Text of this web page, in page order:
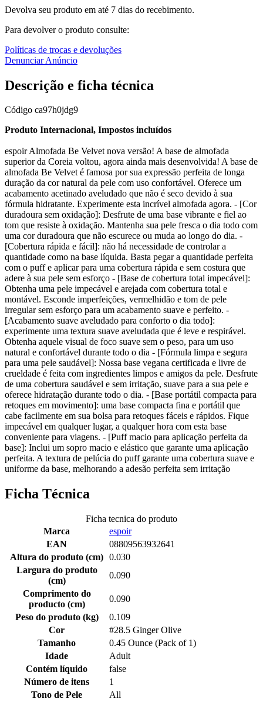
Devolva seu produto em até 7 dias do recebimento.
Para devolver o produto consulte:
Políticas de trocas e devoluções
Denunciar Anúncio
Descrição e ficha técnica
Código ca97h0jdg9
Produto Internacional, Impostos incluídos
espoir Almofada Be Velvet nova versão! A base de almofada
superior da Coreia voltou, agora ainda mais desenvolvida! A base de
almofada Be Velvet é famosa por sua expressão perfeita de longa
duração da cor natural da pele com uso confortável. Oferece um
acabamento acetinado aveludado que não é seco devido à sua
fórmula hidratante. Experimente esta incrível almofada agora. - [Cor
duradoura sem oxidação]: Desfrute de uma base vibrante e fiel ao
tom que resiste à oxidação. Mantenha sua pele fresca o dia todo com
uma cor duradoura que não escurece ou muda ao longo do dia. -
[Cobertura rápida e fácil]: não há necessidade de controlar a
quantidade como na base líquida. Basta pegar a quantidade perfeita
com o puff e aplicar para uma cobertura rápida e sem costura que
adere à sua pele sem esforço - [Base de cobertura total impecável]:
Obtenha uma pele impecável e arejada com cobertura total e
montável. Esconde imperfeições, vermelhidão e tom de pele
irregular sem esforço para um acabamento suave e perfeito. -
[Acabamento suave aveludado para conforto o dia todo]:
experimente uma textura suave aveludada que é leve e respirável.
Obtenha aquele visual de foco suave sem o peso, para um uso
natural e confortável durante todo o dia - [Fórmula limpa e segura
para uma pele saudável]: Nossa base vegana certificada e livre de
crueldade é feita com ingredientes limpos e amigos da pele. Desfrute
de uma cobertura saudável e sem irritação, suave para a sua pele e
oferece hidratação durante todo o dia. - [Base portátil compacta para
retoques em movimento]: uma base compacta fina e portátil que
cabe facilmente em sua bolsa para retoques fáceis e rápidos. Fique
impecável em qualquer lugar, a qualquer hora com esta base
conveniente para viagens. - [Puff macio para aplicação perfeita da
base]: Inclui um sopro macio e elástico que garante uma aplicação
perfeita. A textura de pelúcia do puff garante uma cobertura suave e
uniforme da base, melhorando a adesão perfeita sem irritação
Ficha Técnica
Ficha tecnica do produto
Marca
espoir
EAN
08809563932641
Altura do produto (cm) 0.030
Largura do produto
(cm)
0.090
Comprimento do
producto (cm)
0.090
Peso do produto (kg)
0.109
Cor
#28.5 Ginger Olive
Tamanho
0.45 Ounce (Pack of 1)
Idade
Adult
Contém líquido
false
Número de itens
1
Tono de Pele
All